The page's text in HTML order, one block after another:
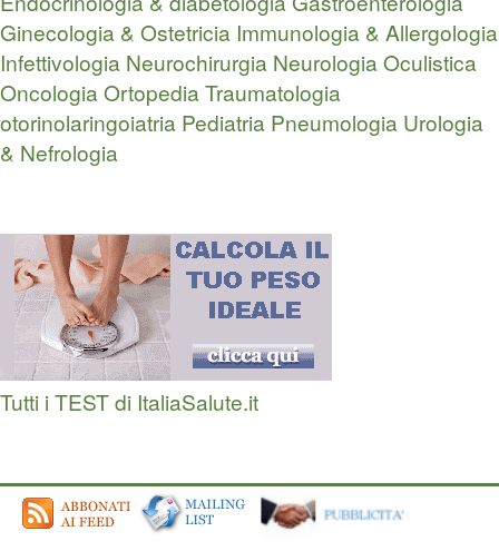
Ginecologia & Ostetricia Immunologia & Allergologia
Infettivologia Neurochirurgia NeurologiaOculistica
OncologiaOrtopedia Traumatologia
otorinolaringoiatria Pediatria Pneumologia Urologia
& Nefrologia
Tutti i TEST di ItaliaSalute.it